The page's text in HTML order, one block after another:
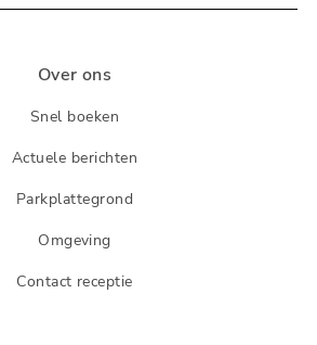
Over ons
Snel boeken
Actuele berichten
Parkplattegrond
Omgeving
Contact receptie